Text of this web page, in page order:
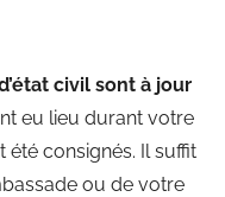
civil sont à jour
eu lieu durant votre
consignés. Il suffit
ou de votre